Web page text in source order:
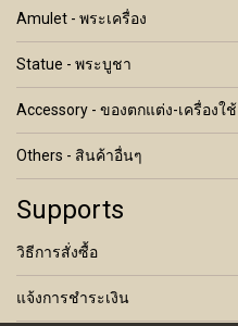
Amulet - พระเครื่อง
Statue - พระบูชา
Accessory - ของตกแต่ง-เครื่องใช้
Others - สินค้าอื่นๆ
Supports
วิธีการสั่งซื้อ
แจ้งการชำระเงิน